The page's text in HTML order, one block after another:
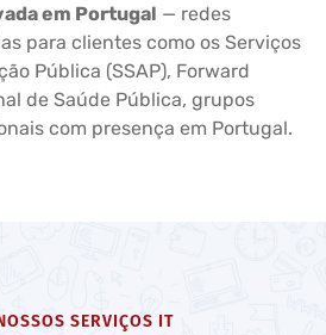
em Portugal — redes
para clientes como os Serviços
Pública (SSAP), Forward
de Saúde Pública, grupos
com presença em Portugal.
SERVIÇOS IT